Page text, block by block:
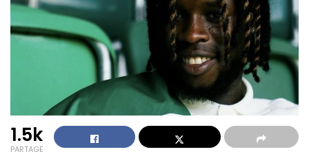
1.5k
PARTAGE